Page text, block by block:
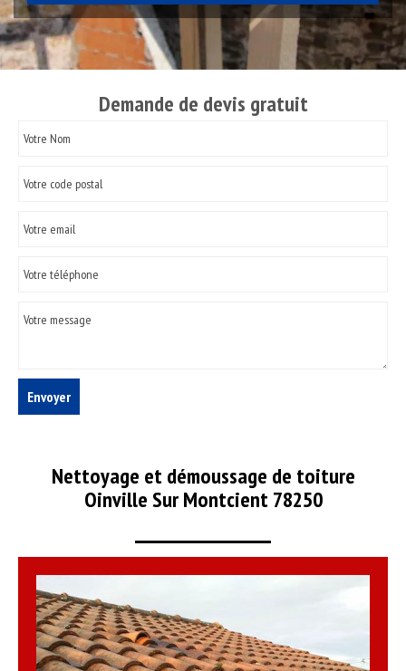
Demande de devis gratuit
Nettoyage et démoussage de toiture
Oinville Sur Montcient 78250